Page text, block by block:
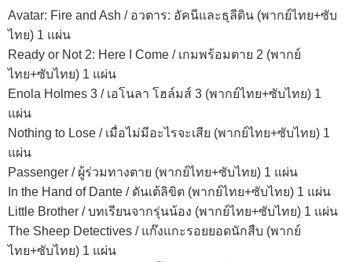
Avatar: Fire and Ash / อวตาร: อัคนีและธุลีดิน (พากย์ไทย+ซับ
ไทย) 1 แผ่น
Ready or Not 2: Here I Come / เกมพร้อมตาย 2 (พากย์
ไทย+ซับไทย) 1 แผ่น
Enola Holmes 3 / เอโนลา โฮล์มส์ 3 (พากย์ไทย+ซับไทย) 1
แผ่น
Nothing to Lose / เมื่อไม่มีอะไรจะเสีย (พากย์ไทย+ซับไทย) 1
แผ่น
Passenger / ผู้ร่วมทางตาย (พากย์ไทย+ซับไทย) 1 แผ่น
In the Hand of Dante / ดันเต้ลิขิต (พากย์ไทย+ซับไทย) 1 แผ่น
Little Brother / บทเรียนจากรุ่นน้อง (พากย์ไทย+ซับไทย) 1 แผ่น
The Sheep Detectives / แก๊งแกะรอยยอดนักสืบ (พากย์
ไทย+ซับไทย) 1 แผ่น